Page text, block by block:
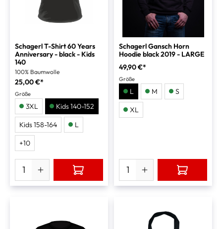
Schagerl T-Shirt 60 Years
Anniversary - black - Kids
140
100% Baumwolle
25,00 €*
Größe
3XL Kids 140-152
Kids 158-164 L
+10
Schagerl Gansch Horn
Hoodie black 2019 - LARGE
49,90 €*
Größe
L M S
XL